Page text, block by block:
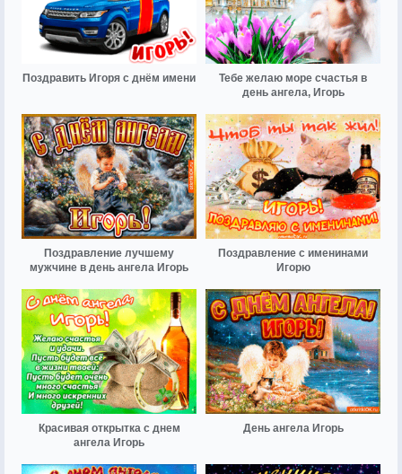
Поздравить Игоря с днём имени
Тебе желаю море счастья в
день ангела, Игорь
Поздравление лучшему
мужчине в день ангела Игорь
Поздравление с именинами
Игорю
Красивая открытка с днем
ангела Игорь
День ангела Игорь